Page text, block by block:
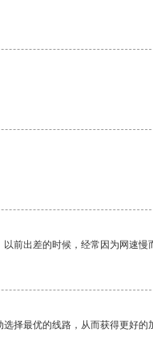
出差的时候，经常因为网速慢
择最优的线路，从而获得更好的